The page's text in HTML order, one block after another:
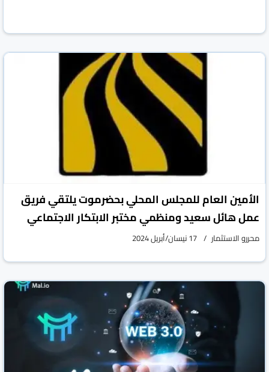
الأمين العام للمجلس المحلي بحضرموت يلتقي فريق
عمل هائل سعيد ومنظمي مختبر الابتكار الاجتماعي
محررو الاستثمار 17 نيسان/أبريل 2024